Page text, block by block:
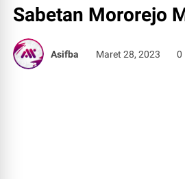
Sabetan Mororejo
Asifba Maret 28, 2023 0